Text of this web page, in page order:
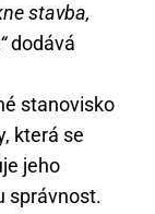
stavba,
dodává
stanovisko
která se
jeho
správnost.